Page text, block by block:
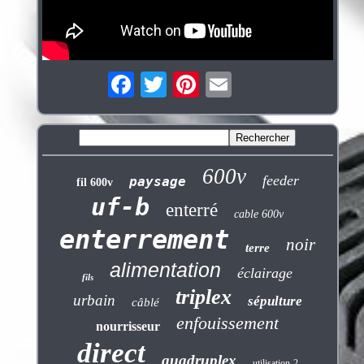
fil 600v paysage 600v feeder
uf-b enterré cable 600v
enterrement terre noir
fils alimentation éclairage
urbain câblé triplex sépulture
nourrisseur enfouissement
direct quadruplex